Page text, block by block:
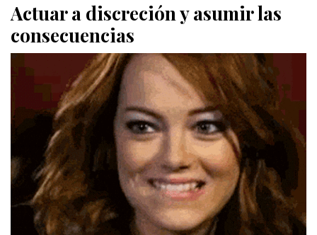
Actuar a discreción y asumir las
consecuencias